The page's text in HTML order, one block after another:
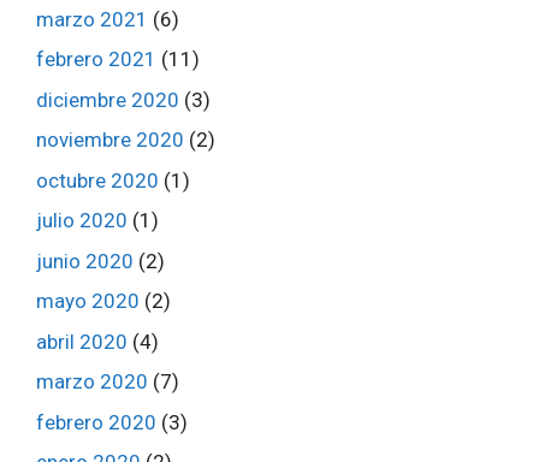
marzo 2021 (6)
febrero 2021 (11)
diciembre 2020 (3)
noviembre 2020 (2)
octubre 2020 (1)
julio 2020 (1)
junio 2020 (2)
mayo 2020 (2)
abril 2020 (4)
marzo 2020 (7)
febrero 2020 (3)